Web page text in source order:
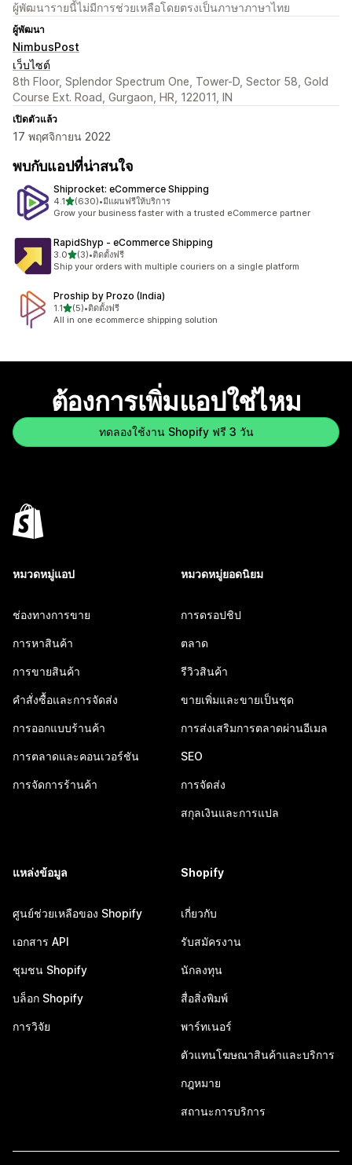
ผู้พัฒนารายนี้ไม่มีการช่วยเหลือโดยตรงเป็นภาษาภาษาไทย
ผู้พัฒนา
NimbusPost
เว็บไซต์
8th Floor, Splendor Spectrum One, Tower-D, Sector 58, Gold
Course Ext. Road, Gurgaon, HR, 122011, IN
เปิดตัวแล้ว
17 พฤศจิกายน 2022
พบกับแอปที่น่าสนใจ
Shiprocket: eCommerce Shipping
4.1เต็ม 5 ดาว
(630)
ทั้งหมด 630 รีวิว
•มีแผนฟรีให้บริการ
Grow your business faster with a trusted eCommerce partner
RapidShyp ‑ eCommerce Shipping
3.0เต็ม 5 ดาว
(3)
ทั้งหมด 3 รีวิว
•ติดตั้งฟรี
Ship your orders with multiple couriers on a single platform
Proship by Prozo (India)
1.1เต็ม 5 ดาว
(5)
ทั้งหมด 5 รีวิว
•ติดตั้งฟรี
All in one ecommerce shipping solution
ต้องการเพิ่มแอปใช่ไหม
ทดลองใช้งาน Shopify ฟรี 3 วัน
หมวดหมู่แอป
ช่องทางการขาย
การหาสินค้า
การขายสินค้า
คำสั่งซื้อและการจัดส่ง
การออกแบบร้านค้า
การตลาดและคอนเวอร์ชัน
การจัดการร้านค้า
หมวดหมู่ยอดนิยม
การดรอปชิป
ตลาด
รีวิวสินค้า
ขายเพิ่มและขายเป็นชุด
การส่งเสริมการตลาดผ่านอีเมล
SEO
การจัดส่ง
สกุลเงินและการแปล
แหล่งข้อมูล
ศูนย์ช่วยเหลือของ Shopify
เอกสาร API
ชุมชน Shopify
บล็อก Shopify
การวิจัย
Shopify
เกี่ยวกับ
รับสมัครงาน
นักลงทุน
สื่อสิ่งพิมพ์
พาร์ทเนอร์
ตัวแทนโฆษณาสินค้าและบริการ
กฎหมาย
สถานะการบริการ